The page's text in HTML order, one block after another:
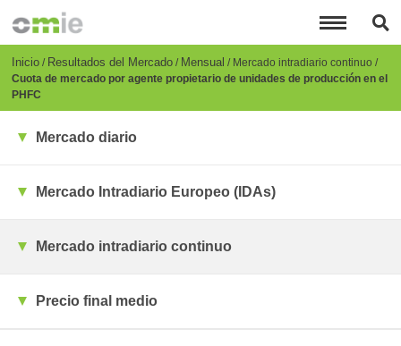
principal
Breadcrumb
Inicio Resultados del Mercado Mensual
Mercado intradiario continuo
Cuota de mercado por agente propietario de unidades de producción en el
PHFC
Mercado diario
Mercado Intradiario Europeo (IDAs)
Mercado intradiario continuo
Precio final medio